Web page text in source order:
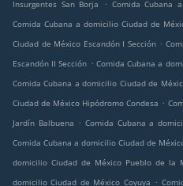
Insurgentes San Borja
Comida Cubana
Comida Cubana a domicilio Ciudad de
Ciudad de México Escandón I Sección .
Escandón II Sección . Comida Cubana a
Comida Cubana a domicilio Ciudad de
Ciudad de México Hipódromo Condesa .
Jardín Balbuena . Comida Cubana a
Comida Cubana a domicilio Ciudad de
domicilio Ciudad de México Pueblo de la
domicilio Ciudad de México Coyuya .